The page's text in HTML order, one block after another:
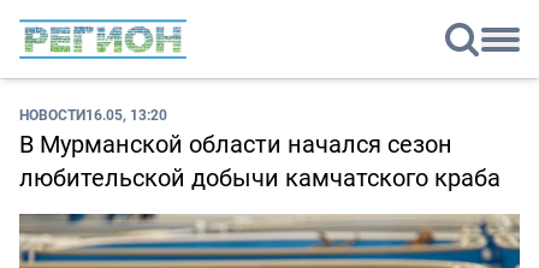
НОВОСТИ16.05, 13:20
В Мурманской области начался сезон
любительской добычи камчатского краба